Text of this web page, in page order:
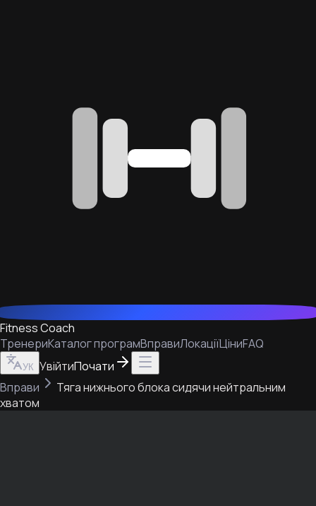
Fitness Coach
ТренериКаталог програмВправиЛокаціїЦіниFAQ
УК УвійтиПочати
Вправи
Тяга нижнього блока сидячи нейтральним
хватом